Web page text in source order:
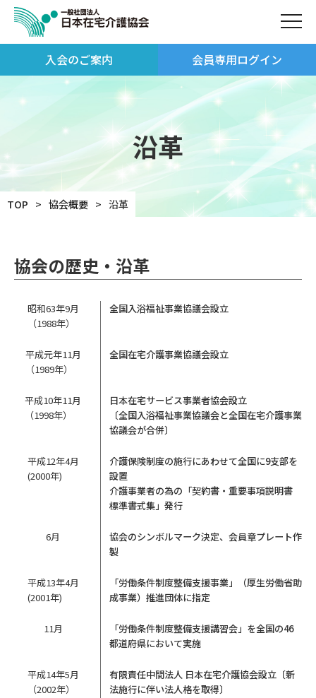
入会のご案内 会員専用ログイン
沿革
TOP 協会概要 沿革
協会の歴史・沿革
昭和63年9月
（1988年）
全国入浴福祉事業協議会設立
平成元年11月
（1989年）
全国在宅介護事業協議会設立
平成10年11月
（1998年）
日本在宅サービス事業者協会設立
〔全国入浴福祉事業協議会と全国在宅介護事業
協議会が合併〕
平成12年4月
(2000年)
介護保険制度の施行にあわせて全国に9支部を
設置
介護事業者の為の「契約書・重要事項説明書
標準書式集」発行
6月
協会のシンボルマーク決定、会員章プレート作
製
平成13年4月
(2001年)
「労働条件制度整備支援事業」（厚生労働省助
成事業）推進団体に指定
11月
「労働条件制度整備支援講習会」を全国の46
都道府県において実施
平成14年5月
（2002年）
有限責任中間法人 日本在宅介護協会設立〔新
法施行に伴い法人格を取得〕